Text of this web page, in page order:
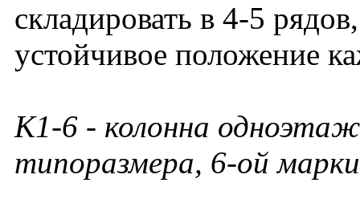
складировать в 4-5
устойчивое положение
К1-6 - колонна
типоразмера, 6-ой